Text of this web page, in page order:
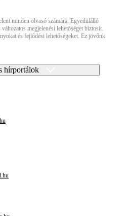
minden olvasó számára. Egyedülálló
megjelenési lehetőséget biztosít.
és fejlődési lehetőségeket. Ez jövőnk
hírportálok